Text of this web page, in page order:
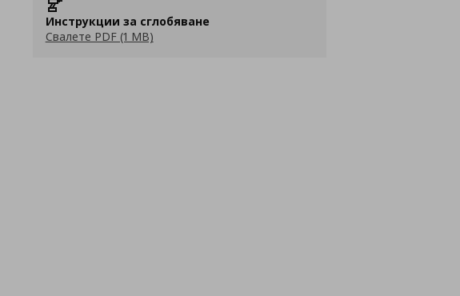
Инструкции за сглобяване
Свалете PDF (1 MB)